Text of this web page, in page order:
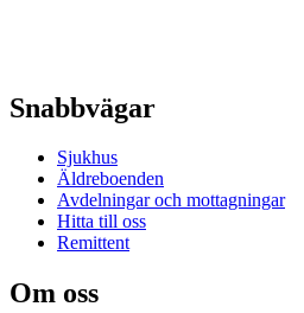
Snabbvägar
Sjukhus
Äldreboenden
Avdelningar och mottagningar
Hitta till oss
Remittent
Om oss